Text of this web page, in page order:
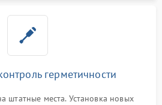
герметичности
штатные места. Установка новых